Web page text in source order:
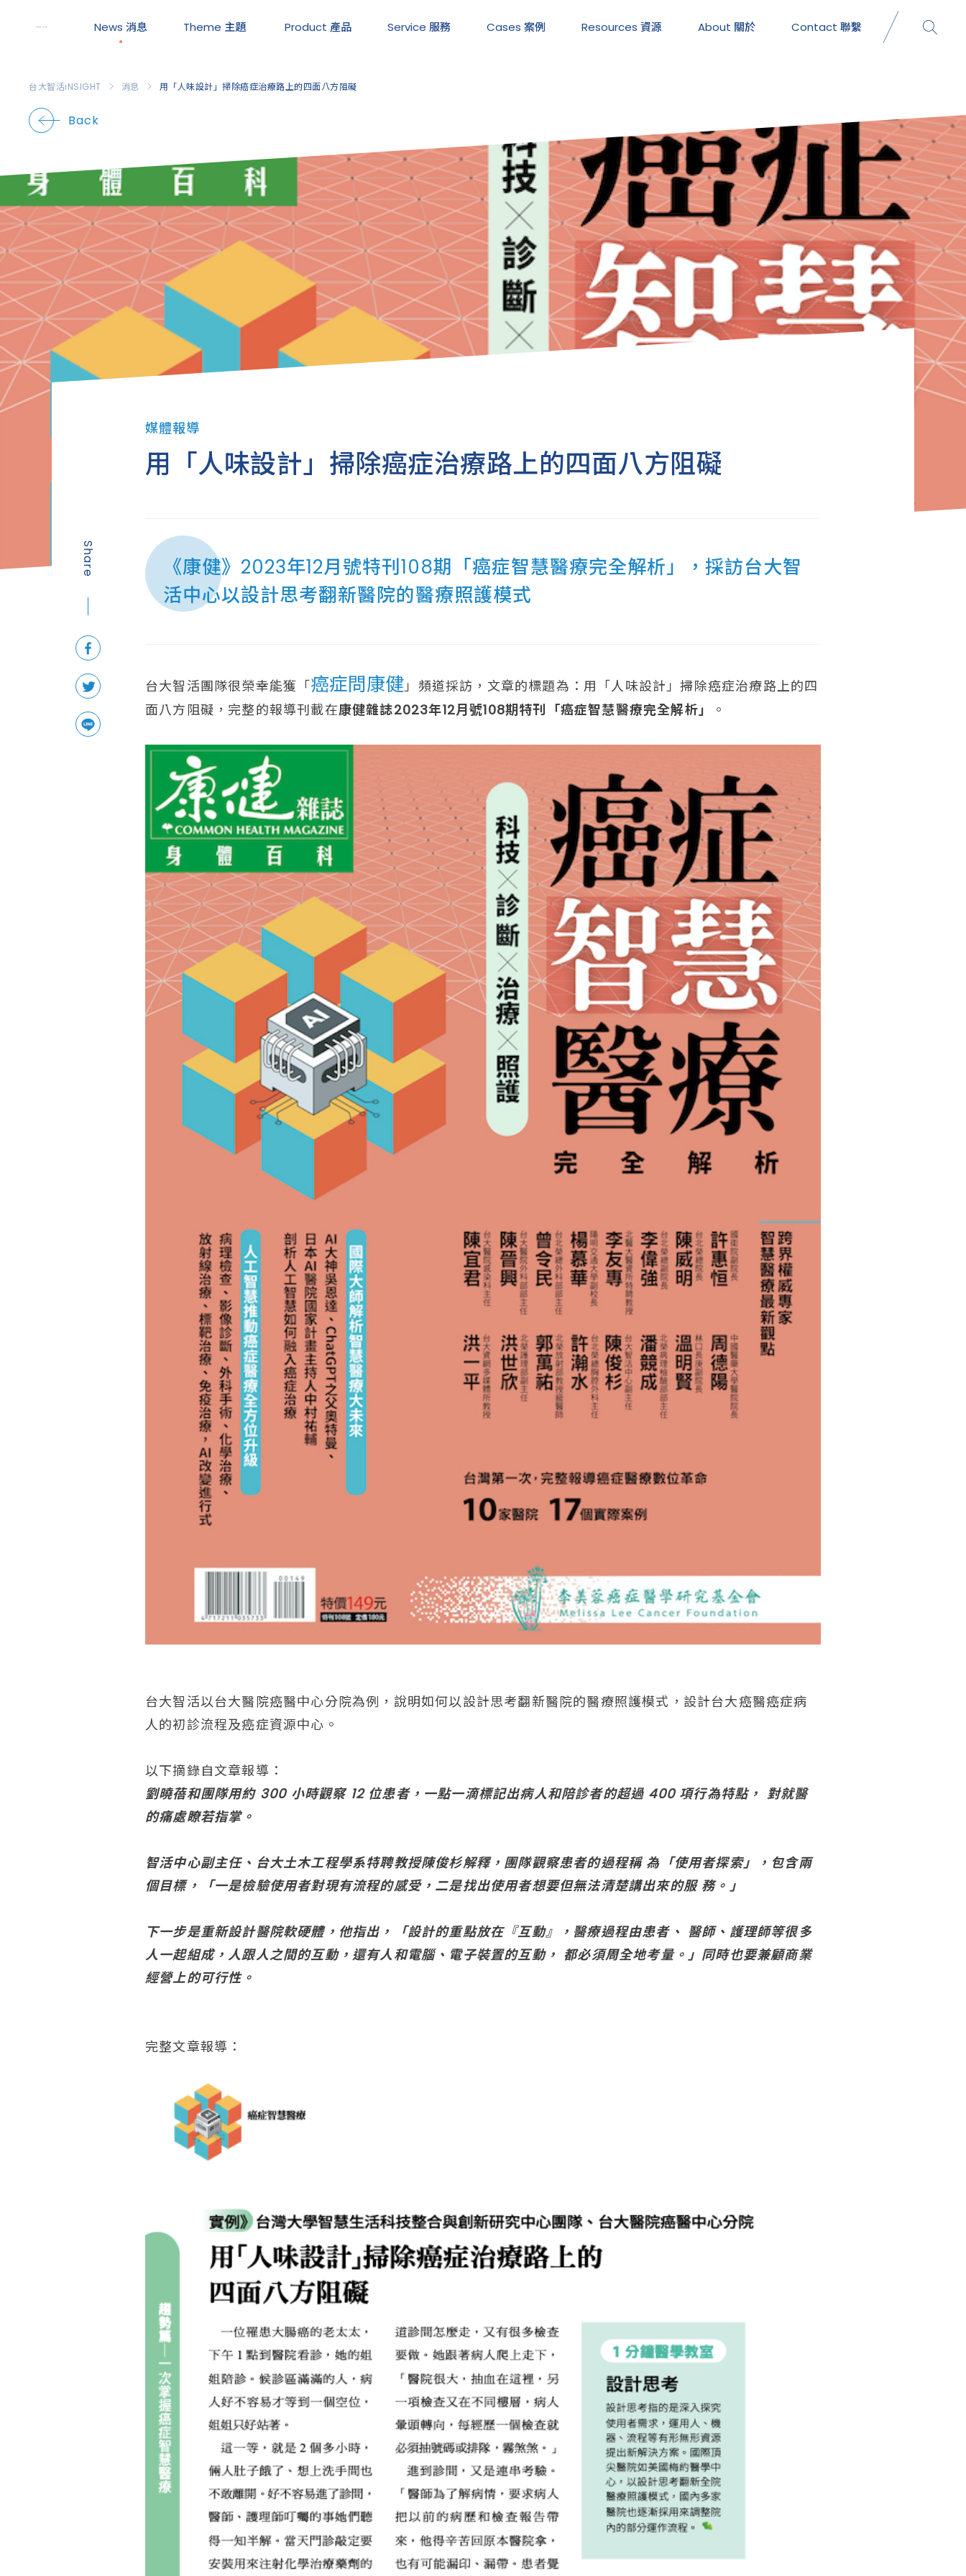
News 消息 Theme 主題 Product 產品 Service 服務 Cases 案例 Resources 資源 About 關於 Contact 聯繫
台大智活iNSIGHT 消息 用「人味設計」掃除癌症治療路上的四面八方阻礙
Back
Share
媒體報導
用「人味設計」掃除癌症治療路上的四面八方阻礙
《康健》2023年12月號特刊108期「癌症智慧醫療完全解析」，採訪台大智
活中心以設計思考翻新醫院的醫療照護模式
台大智活團隊很榮幸能獲「癌症問康健」頻道採訪，文章的標題為：用「人味設計」掃除癌症治療路上的四
面八方阻礙，完整的報導刊載在康健雜誌2023年12月號108期特刊「癌症智慧醫療完全解析」 。
台大智活以台大醫院癌醫中心分院為例，說明如何以設計思考翻新醫院的醫療照護模式，設計台大癌醫癌症病
人的初診流程及癌症資源中心。
以下摘錄自文章報導：
劉曉蓓和團隊用約 300 小時觀察 12 位患者，一點一滴標記出病人和陪診者的超過 400 項行為特點， 對就醫
的痛處瞭若指掌。
智活中心副主任、台大土木工程學系特聘教授陳俊杉解釋，團隊觀察患者的過程稱 為「使用者探索」，包含兩
個目標，「一是檢驗使用者對現有流程的感受，二是找出使用者想要但無法清楚講出來的服 務。」
下一步是重新設計醫院軟硬體，他指出，「設計的重點放在『互動』，醫療過程由患者、 醫師、護理師等很多
人一起組成，人跟人之間的互動，還有人和電腦、電子裝置的互動， 都必須周全地考量。」同時也要兼顧商業
經營上的可行性。
完整文章報導：